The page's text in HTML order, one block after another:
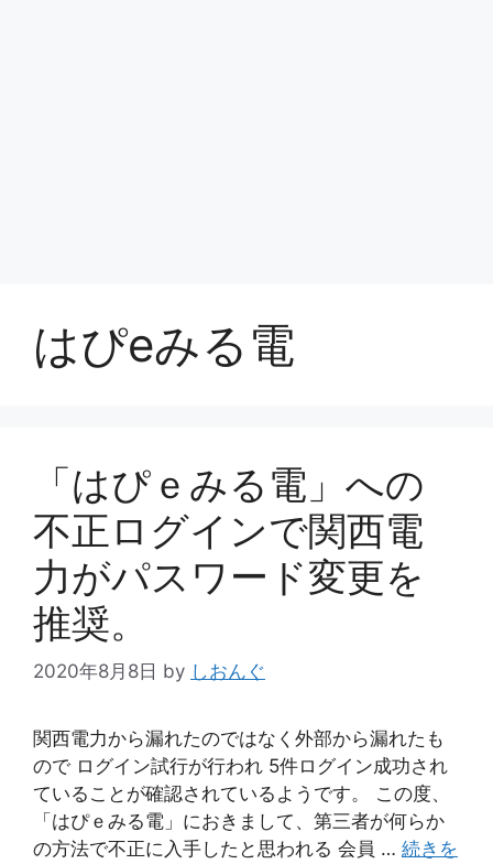
はぴeみる電
「はぴｅみる電」への
不正ログインで関西電
力がパスワード変更を
推奨。
2020年8月8日 by しおんぐ
関西電力から漏れたのではなく外部から漏れたも
ので ログイン試行が行われ 5件ログイン成功され
ていることが確認されているようです。 この度、
「はぴｅみる電」におきまして、第三者が何らか
の方法で不正に入手したと思われる 会員 … 続きを